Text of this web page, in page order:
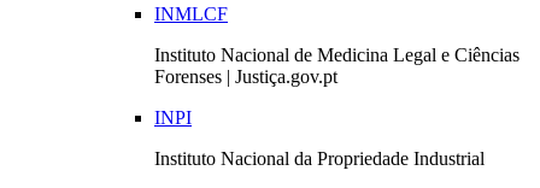
INMLCF
Instituto Nacional de Medicina Legal e Ciências
Forenses | Justiça.gov.pt
INPI
Instituto Nacional da Propriedade Industrial